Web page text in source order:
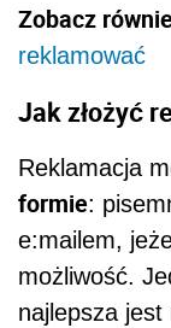
Zobacz
reklamować
Jak złożyć
Reklamacja
formie:
e:mailem,
możliwość.
najlepsza